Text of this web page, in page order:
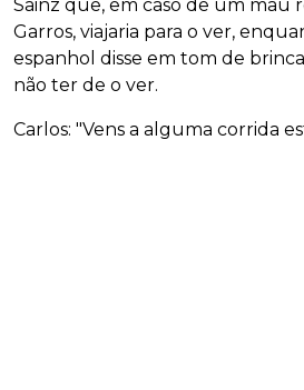
Sainz que, em caso de um mau
Garros, viajaria para o ver,
espanhol disse em tom de
não ter de o ver.
Carlos: "Vens a alguma corrida